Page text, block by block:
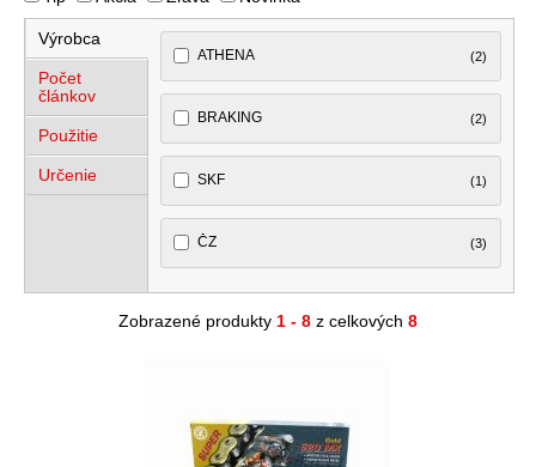
Výrobca
Počet
článkov
Použitie
Určenie
ATHENA (2)
BRAKING (2)
SKF (1)
ČZ (3)
Zobrazené produkty 1 - 8 z celkových 8